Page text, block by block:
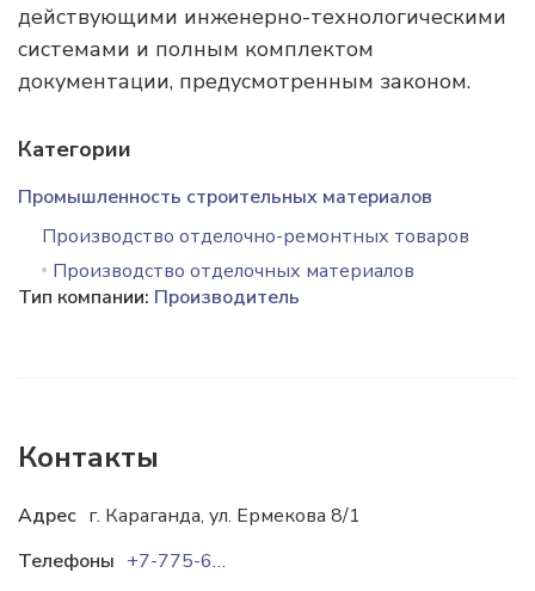
действующими инженерно-технологическими
системами и полным комплектом
документации, предусмотренным законом.
Категории
Промышленность строительных материалов
Производство отделочно-ремонтных товаров
Производство отделочных материалов
Тип компании: Производитель
Контакты
Адрес г. Караганда, ул. Ермекова 8/1
Телефоны
+7-775-666-42-60